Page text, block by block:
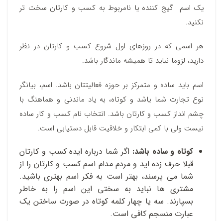
یک اسم گیج کننده یا نامربوط به کسب و کارتان سخت تر
نکنید.
هر اسمی که در روزهای اول شروع کسب و کارتان در نظر
دارید، لزوما نباید تا همیشه ماندگار باشد.
اسم باید ساده و متمرکز بر حوزه فعالیتتان باشد. اسم، بیانگر
نوع تجارت شما یاشد و کوتاه، به یاد ماندنی و هماهنگ با
چشم انداز کسب و کارتان باشد. انتخاب نام کسب و کار ساده
نیست ولی با کمی ابتکار و خلاقیت قابل دستیابی است.
کوتاه و ساده باشد: اگر شما درباره ایده کسب و کارتان
قبلا حرف زده اید و مردم مدام اسم کسب و کارتان را از
شما می پرسند، بهتر است به فکر اسم بهتری باشید.
مشتری ها نباید به سختی این اسم را به خاطر
بسپارند. سه یا چهار کلمه کوتاه در صورت ساختن یک
عبارت منسجم کافی است.